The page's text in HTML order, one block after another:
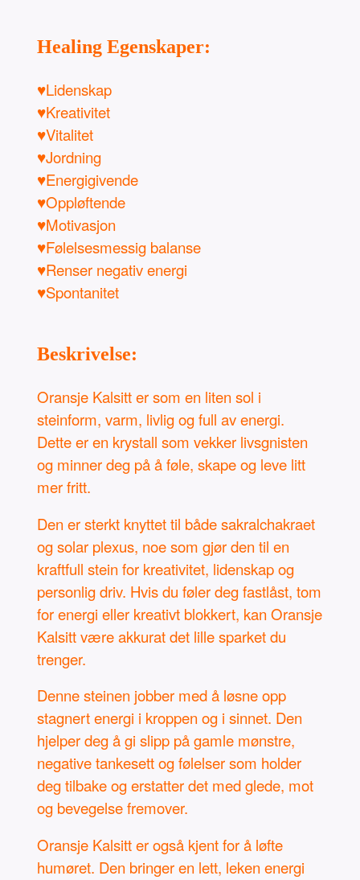
Healing Egenskaper:
♥Lidenskap
♥Kreativitet
♥Vitalitet
♥Jordning
♥Energigivende
♥Oppløftende
♥Motivasjon
♥Følelsesmessig balanse
♥Renser negativ energi
♥Spontanitet
Beskrivelse:
Oransje Kalsitt er som en liten sol i
steinform, varm, livlig og full av energi.
Dette er en krystall som vekker livsgnisten
og minner deg på å føle, skape og leve litt
mer fritt.
Den er sterkt knyttet til både sakralchakraet
og solar plexus, noe som gjør den til en
kraftfull stein for kreativitet, lidenskap og
personlig driv. Hvis du føler deg fastlåst, tom
for energi eller kreativt blokkert, kan Oransje
Kalsitt være akkurat det lille sparket du
trenger.
Denne steinen jobber med å løsne opp
stagnert energi i kroppen og i sinnet. Den
hjelper deg å gi slipp på gamle mønstre,
negative tankesett og følelser som holder
deg tilbake og erstatter det med glede, mot
og bevegelse fremover.
Oransje Kalsitt er også kjent for å løfte
humøret. Den bringer en lett, leken energi